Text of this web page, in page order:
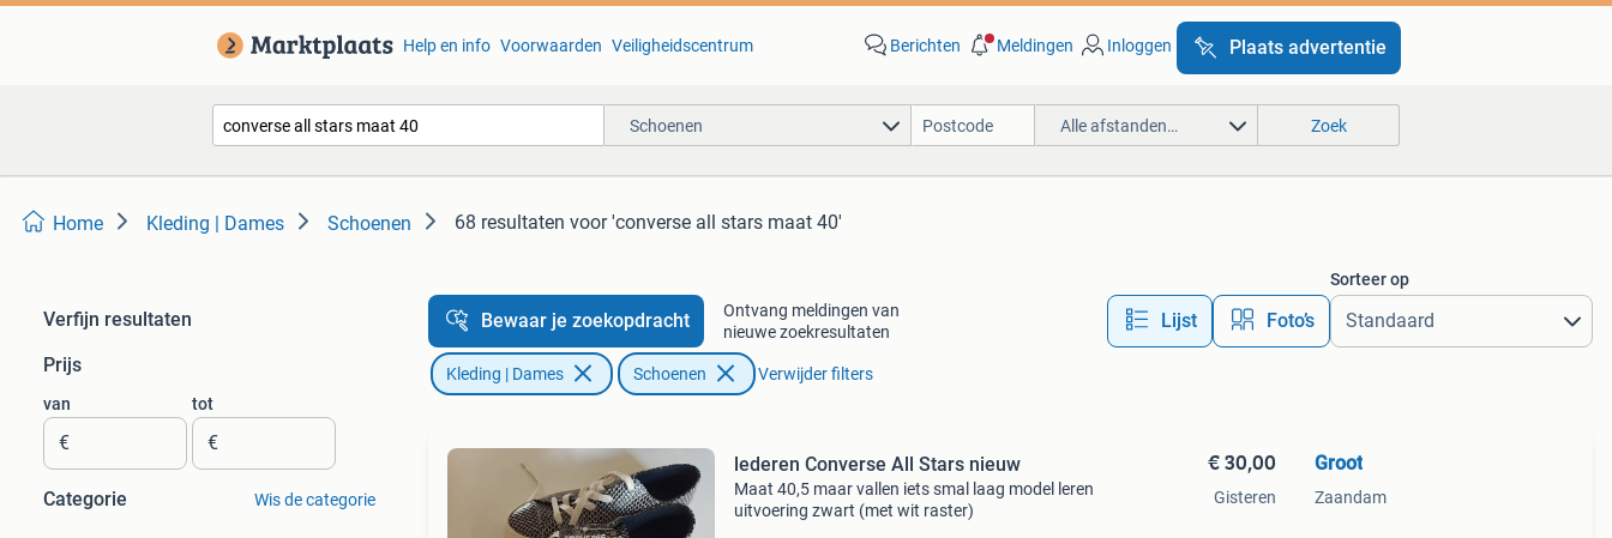
Help en info Voorwaarden Veiligheidscentrum Berichten Meldingen Inloggen Plaats advertentie
Schoenen Alle afstanden… Zoek
Home Kleding | Dames Schoenen 68 resultaten voor 'converse all stars maat 40'
Verfijn resultaten
Prijs
van
€
tot
€
Categorie Wis de categorie
Bewaar je zoekopdracht
Ontvang meldingen van
nieuwe zoekresultaten
Lijst Foto’s
Sorteer op
Kleding | Dames Schoenen Verwijder filters
lederen Converse All Stars nieuw
Maat 40,5 maar vallen iets smal laag model leren
uitvoering zwart (met wit raster)
€ 30,00
Gisteren
Groot
Zaandam